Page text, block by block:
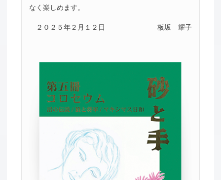
なく楽しめます。
２０２５年２月１２日 板坂 耀子